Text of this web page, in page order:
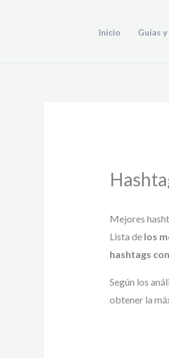
Inicio Guías
Mejores
Lista de los
hashtags
Según los
obtener la